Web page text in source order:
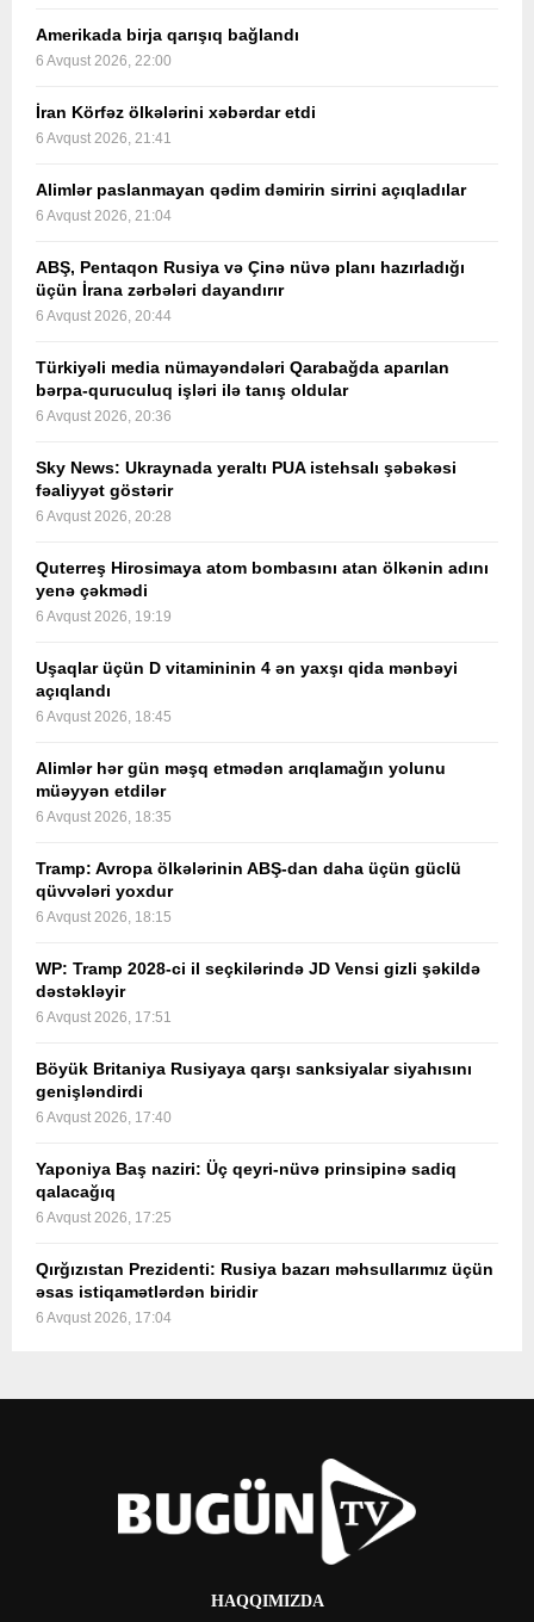
Amerikada birja qarışıq bağlandı
6 Avqust 2026, 22:00
İran Körfəz ölkələrini xəbərdar etdi
6 Avqust 2026, 21:41
Alimlər paslanmayan qədim dəmirin sirrini açıqladılar
6 Avqust 2026, 21:04
ABŞ, Pentaqon Rusiya və Çinə nüvə planı hazırladığı
üçün İrana zərbələri dayandırır
6 Avqust 2026, 20:44
Türkiyəli media nümayəndələri Qarabağda aparılan
bərpa-quruculuq işləri ilə tanış oldular
6 Avqust 2026, 20:36
Sky News: Ukraynada yeraltı PUA istehsalı şəbəkəsi
fəaliyyət göstərir
6 Avqust 2026, 20:28
Quterreş Hirosimaya atom bombasını atan ölkənin adını
yenə çəkmədi
6 Avqust 2026, 19:19
Uşaqlar üçün D vitamininin 4 ən yaxşı qida mənbəyi
açıqlandı
6 Avqust 2026, 18:45
Alimlər hər gün məşq etmədən arıqlamağın yolunu
müəyyən etdilər
6 Avqust 2026, 18:35
Tramp: Avropa ölkələrinin ABŞ-dan daha üçün güclü
qüvvələri yoxdur
6 Avqust 2026, 18:15
WP: Tramp 2028-ci il seçkilərində JD Vensi gizli şəkildə
dəstəkləyir
6 Avqust 2026, 17:51
Böyük Britaniya Rusiyaya qarşı sanksiyalar siyahısını
genişləndirdi
6 Avqust 2026, 17:40
Yaponiya Baş naziri: Üç qeyri-nüvə prinsipinə sadiq
qalacağıq
6 Avqust 2026, 17:25
Qırğızıstan Prezidenti: Rusiya bazarı məhsullarımız üçün
əsas istiqamətlərdən biridir
6 Avqust 2026, 17:04
HAQQIMIZDA